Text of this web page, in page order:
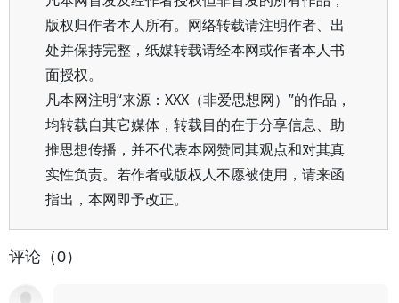
版权归作者本人所有。网络转载请注明作者、出
处并保持完整，纸媒转载请经本网或作者本人书
面授权。
凡本网注明“来源：XXX（非爱思想网）”的作品，
均转载自其它媒体，转载目的在于分享信息、助
推思想传播，并不代表本网赞同其观点和对其真
实性负责。若作者或版权人不愿被使用，请来函
指出，本网即予改正。
评论（0）